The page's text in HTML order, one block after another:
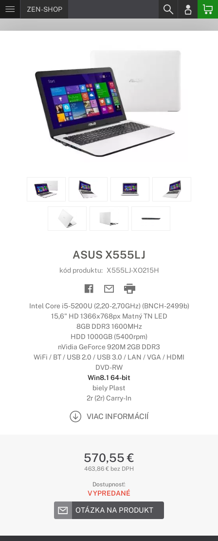
ZEN-SHOP
ASUS X555LJ
kód produktu: X555LJ-XO215H
Intel Core i5-5200U (2,20-2,70GHz) (BNCH-2499b)
15,6" HD 1366x768px Matný TN LED
8GB DDR3 1600MHz
HDD 1000GB (5400rpm)
nVidia GeForce 920M 2GB DDR3
WiFi / BT / USB 2.0 / USB 3.0 / LAN / VGA / HDMI
DVD-RW
Win8.1 64-bit
biely Plast
2r (2r) Carry-In
VIAC INFORMÁCIÍ
570,55 €
463,86 € bez DPH
Dostupnosť:
VYPREDANÉ
OTÁZKA NA PRODUKT